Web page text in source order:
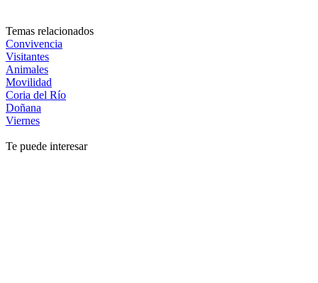
Temas relacionados
Convivencia
Visitantes
Animales
Movilidad
Coria del Río
Doñana
Viernes
Te puede interesar